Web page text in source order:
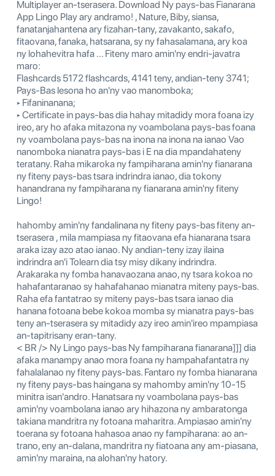
Multiplayer an-tserasera. Download Ny pays-bas Fianarana
App Lingo Play ary andramo! , Nature, Biby, siansa,
fanatanjahantena ary fizahan-tany, zavakanto, sakafo,
fitaovana, fanaka, hatsarana, sy ny fahasalamana, ary koa
ny lohahevitra hafa ... Fiteny maro amin'ny endri-javatra
maro:
Flashcards 5172 flashcards, 4141 teny, andian-teny 3741;
Pays-Bas lesona ho an'ny vao manomboka;
‣ Fifaninanana;
‣ Certificate in pays-bas dia hahay mitadidy mora foana izy
ireo, ary ho afaka mitazona ny voambolana pays-bas foana
ny voambolana pays-bas na inona na inona na ianao Vao
nanomboka nianatra pays-bas i E na dia mpandahateny
teratany. Raha mikaroka ny fampiharana amin'ny fianarana
ny fiteny pays-bas tsara indrindra ianao, dia tokony
hanandrana ny fampiharana ny fianarana amin'ny fiteny
Lingo!
hahomby amin'ny fandalinana ny fiteny pays-bas fiteny an-
tserasera , mila mampiasa ny fitaovana efa hianarana tsara
araka izay azo atao ianao. Ny andian-teny izay ilaina
indrindra an'i Tolearn dia tsy misy dikany indrindra.
Arakaraka ny fomba hanavaozana anao, ny tsara kokoa no
hahafantaranao sy hahafahanao mianatra miteny pays-bas.
Raha efa fantatrao sy miteny pays-bas tsara ianao dia
hanana fotoana bebe kokoa momba sy mianatra pays-bas
teny an-tserasera sy mitadidy azy ireo amin'ireo mpampiasa
an-tapitrisany eran-tany.
< BR /> Ny Lingo pays-bas Ny fampiharana fianarana]]] dia
afaka manampy anao mora foana ny hampahafantatra ny
fahalalanao ny fiteny pays-bas. Fantaro ny fomba hianarana
ny fiteny pays-bas haingana sy mahomby amin'ny 10-15
minitra isan'andro. Hanatsara ny voambolana pays-bas
amin'ny voambolana ianao ary hihazona ny ambaratonga
takiana mandritra ny fotoana maharitra. Ampiasao amin'ny
toerana sy fotoana hahasoa anao ny fampiharana: ao an-
trano, eny an-dalana, mandritra ny fiatoana any am-piasana,
amin'ny maraina, na alohan'ny hatory.